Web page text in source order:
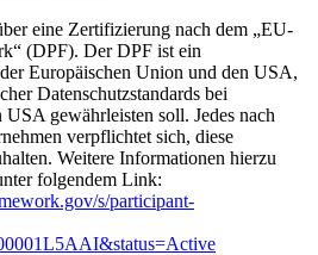
eine Zertifizierung nach dem „EU-
(DPF). Der DPF ist ein
Europäischen Union und den USA,
Datenschutzstandards bei
gewährleisten soll. Jedes nach
verpflichtet sich, diese
Weitere Informationen hierzu
folgendem Link:
s/participant-